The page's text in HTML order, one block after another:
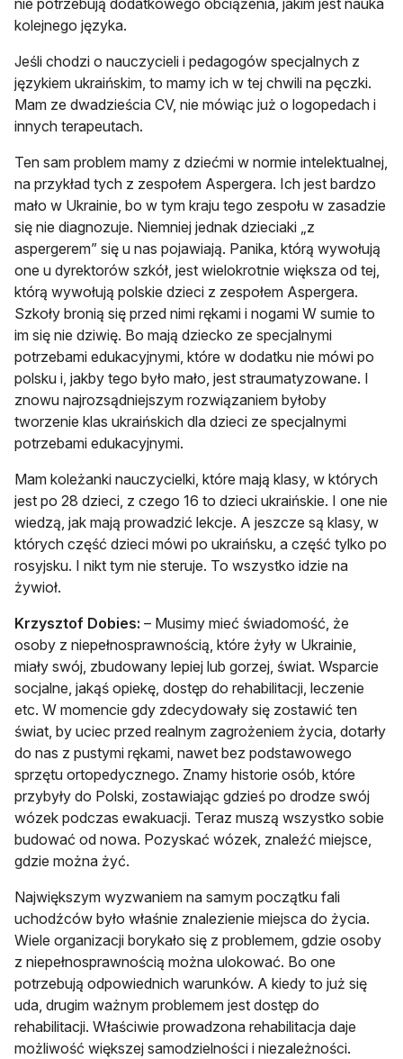
nie potrzebują dodatkowego obciążenia, jakim jest nauka
kolejnego języka.
Jeśli chodzi o nauczycieli i pedagogów specjalnych z
językiem ukraińskim, to mamy ich w tej chwili na pęczki.
Mam ze dwadzieścia CV, nie mówiąc już o logopedach i
innych terapeutach.
Ten sam problem mamy z dziećmi w normie intelektualnej,
na przykład tych z zespołem Aspergera. Ich jest bardzo
mało w Ukrainie, bo w tym kraju tego zespołu w zasadzie
się nie diagnozuje. Niemniej jednak dzieciaki „z
aspergerem” się u nas pojawiają. Panika, którą wywołują
one u dyrektorów szkół, jest wielokrotnie większa od tej,
którą wywołują polskie dzieci z zespołem Aspergera.
Szkoły bronią się przed nimi rękami i nogami W sumie to
im się nie dziwię. Bo mają dziecko ze specjalnymi
potrzebami edukacyjnymi, które w dodatku nie mówi po
polsku i, jakby tego było mało, jest straumatyzowane. I
znowu najrozsądniejszym rozwiązaniem byłoby
tworzenie klas ukraińskich dla dzieci ze specjalnymi
potrzebami edukacyjnymi.
Mam koleżanki nauczycielki, które mają klasy, w których
jest po 28 dzieci, z czego 16 to dzieci ukraińskie. I one nie
wiedzą, jak mają prowadzić lekcje. A jeszcze są klasy, w
których część dzieci mówi po ukraińsku, a część tylko po
rosyjsku. I nikt tym nie steruje. To wszystko idzie na
żywioł.
Krzysztof Dobies: – Musimy mieć świadomość, że
osoby z niepełnosprawnością, które żyły w Ukrainie,
miały swój, zbudowany lepiej lub gorzej, świat. Wsparcie
socjalne, jakąś opiekę, dostęp do rehabilitacji, leczenie
etc. W momencie gdy zdecydowały się zostawić ten
świat, by uciec przed realnym zagrożeniem życia, dotarły
do nas z pustymi rękami, nawet bez podstawowego
sprzętu ortopedycznego. Znamy historie osób, które
przybyły do Polski, zostawiając gdzieś po drodze swój
wózek podczas ewakuacji. Teraz muszą wszystko sobie
budować od nowa. Pozyskać wózek, znaleźć miejsce,
gdzie można żyć.
Największym wyzwaniem na samym początku fali
uchodźców było właśnie znalezienie miejsca do życia.
Wiele organizacji borykało się z problemem, gdzie osoby
z niepełnosprawnością można ulokować. Bo one
potrzebują odpowiednich warunków. A kiedy to już się
uda, drugim ważnym problemem jest dostęp do
rehabilitacji. Właściwie prowadzona rehabilitacja daje
możliwość większej samodzielności i niezależności.